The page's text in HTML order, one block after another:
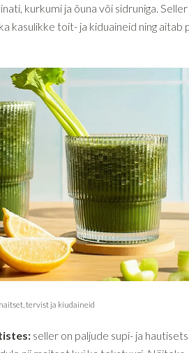
kurkumi ja õuna või sidruniga.
kasulikke toit- ja kiduaineid ning aitab
seller on paljude supi- ja